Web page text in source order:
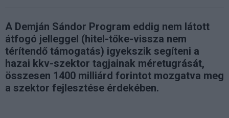
A Demján Sándor Program eddig nem látott
átfogó jelleggel (hitel-tőke-vissza nem
térítendő támogatás) igyekszik segíteni a
hazai kkv-szektor tagjainak méretugrását,
összesen 1400 milliárd forintot mozgatva meg
a szektor fejlesztése érdekében.